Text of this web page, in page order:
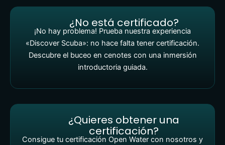
¿No está certificado?
¡No hay problema! Prueba nuestra experiencia
«Discover Scuba»: no hace falta tener certificación.
Descubre el buceo en cenotes con una inmersión
introductoria guiada.
¿Quieres obtener una
certificación?
Consigue tu certificación Open Water con nosotros y